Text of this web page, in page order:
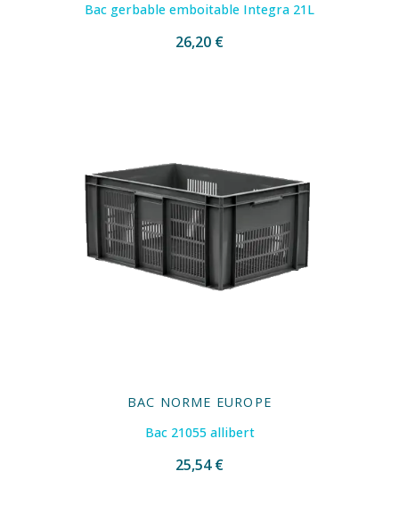
Bac gerbable emboitable Integra 21L
26,20 €
BAC NORME EUROPE
Bac 21055 allibert
25,54 €